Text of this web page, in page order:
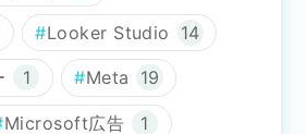
Looker Studio 14
1 Meta 19
Microsoft広告 1